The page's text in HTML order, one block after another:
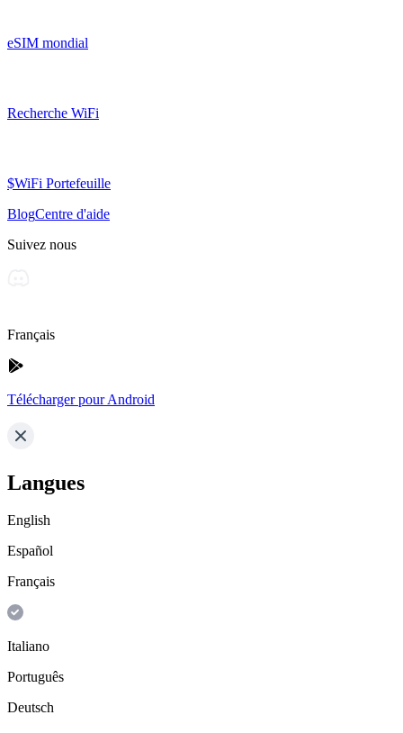
eSIM mondial
Recherche WiFi
$WiFi Portefeuille
BlogCentre d'aide
Suivez nous
Français
Télécharger pour Android
Langues
English
Español
Français
Italiano
Português
Deutsch